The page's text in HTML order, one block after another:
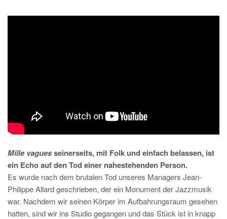
Mille vaguesseinerseits, mit Folk und einfach belassen, ist
ein Echo auf den Tod einer nahestehenden Person.
Es wurde nach dem brutalen Tod unseres Managers Jean-
Philippe Allard geschrieben, der ein Monument der Jazzmusik
war. Nachdem wir seinen Körper im Aufbahrungsraum gesehen
hatten, sind wir ins Studio gegangen und das Stück ist in knapp